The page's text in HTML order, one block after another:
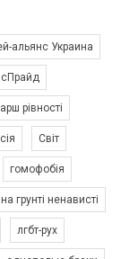
Зупинимо насильство проти ЛГБТ в Україні! Stop violence against LGBT in Ukraine!
PACT, який
альянс Украина
рівності
Світ
гомофобія
грунті ненависті
лгбт-рух